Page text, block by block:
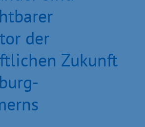
der
Zukunft